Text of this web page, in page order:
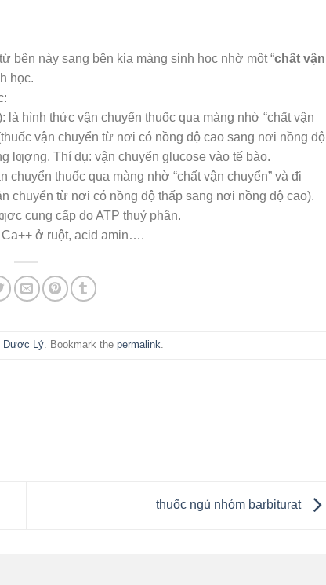
bên này sang bên kia màng sinh học nhờ một “chất vận
học.
là hình thức vận chuyển thuốc qua màng nhờ “chất vận
vận chuyển từ nơi có nồng độ cao sang nơi nồng độ
lƣợng. Thí dụ: vận chuyển glucose vào tế bào.
thuốc qua màng nhờ “chất vận chuyển” và đi
chuyển từ nơi có nồng độ thấp sang nơi nồng độ cao).
cung cấp do ATP thuỷ phân.
ở ruột, acid amin….
Dược Lý. Bookmark the permalink.
thuốc ngủ nhóm barbiturat